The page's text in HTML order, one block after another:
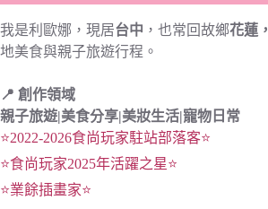
我是利歐娜，現居台中 ，也常回故鄉花蓮，
地美食與親子旅遊行程。
📍 創作領域
親子旅遊|美食分享|美妝生活|寵物日常
⭐2022-2026食尚玩家駐站部落客⭐
⭐食尚玩家2025年活躍之星⭐
⭐業餘插畫家⭐